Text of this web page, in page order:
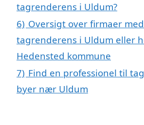
tagrenderens i Uldum?
6) Oversigt over firmaer
tagrenderens i Uldum eller
Hedensted kommune
7) Find en professionel til
byer nær Uldum